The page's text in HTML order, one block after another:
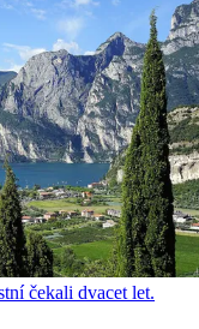
čekali dvacet let.